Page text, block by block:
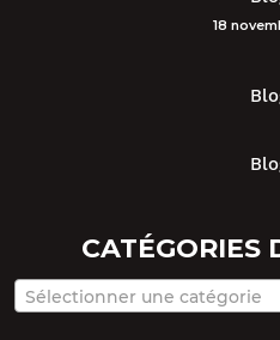
18
CATÉGORIES
Sélectionner une catégorie